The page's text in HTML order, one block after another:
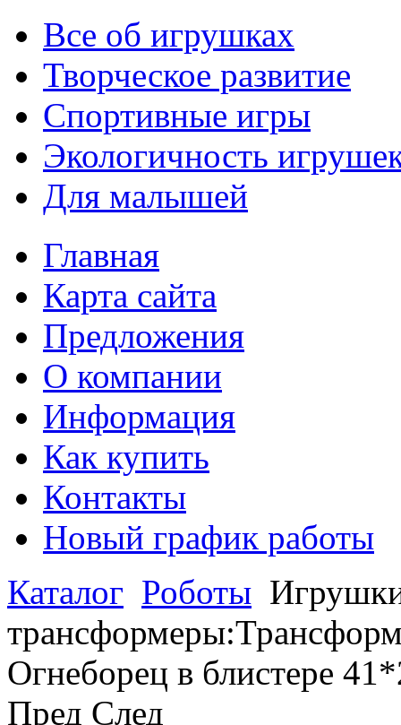
Все об игрушках
Творческое развитие
Спортивные игры
Экологичность
Для малышей
Главная
Карта сайта
Предложения
О компании
Информация
Как купить
Контакты
Новый график работы
Каталог Роботы
Огнеборец в блистере
Пред След